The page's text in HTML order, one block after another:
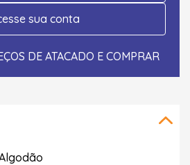
sua conta
DE ATACADO E COMPRAR